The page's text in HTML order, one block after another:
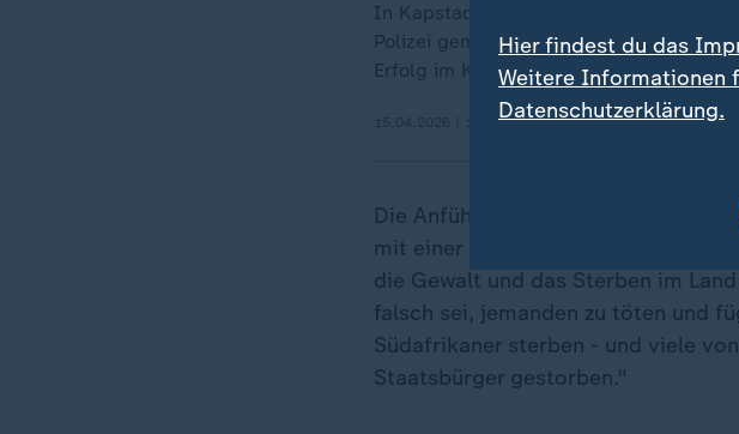
In Kapstadts Armenvierteln herrscht
Polizei gemeinsam, um für mehr
Erfolg im Kampf gegen die Kriminalität.
15.04.2026 | 1:44 min
Die Anführerin der "March and
mit einer Aussage die Sorgen der
die Gewalt und das Sterben im
falsch sei, jemanden zu töten und
Südafrikaner sterben - und viele
Staatsbürger gestorben."
Hier findest du das
Weitere Informationen
Datenschutzerklärung.